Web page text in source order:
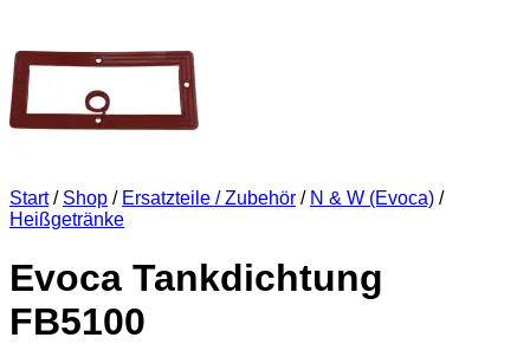
Start / Shop / Ersatzteile / Zubehör / N & W (Evoca) /
Heißgetränke
Evoca Tankdichtung
FB5100